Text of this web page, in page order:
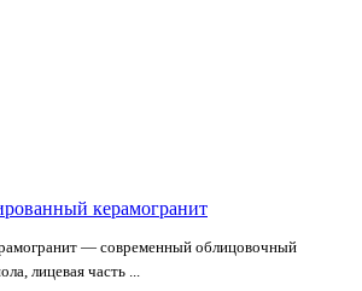
керамогранит
— современный облицовочный
лицевая часть ...